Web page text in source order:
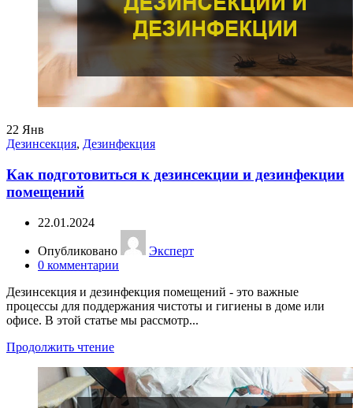
22 Янв
Дезинсекция, Дезинфекция
Как подготовиться к дезинсекции и дезинфекции
помещений
22.01.2024
Опубликовано
Эксперт
0 комментарии
Дезинсекция и дезинфекция помещений - это важные
процессы для поддержания чистоты и гигиены в доме или
офисе. В этой статье мы рассмотр...
Продолжить чтение